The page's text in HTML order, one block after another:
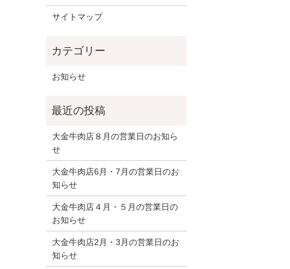
サイトマップ
お知らせ
大金牛肉店８月の営業日のお知ら
せ
大金牛肉店6月・7月の営業日のお
知らせ
大金牛肉店４月・５月の営業日の
お知らせ
大金牛肉店2月・3月の営業日のお
知らせ